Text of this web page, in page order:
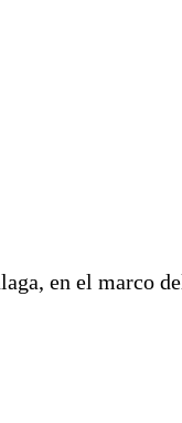
en el marco